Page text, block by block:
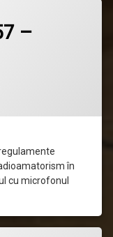
–
2026
în
cu microfonul